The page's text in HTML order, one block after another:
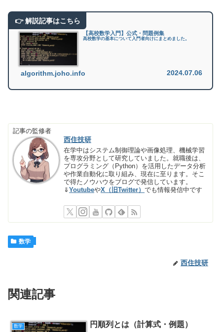
【高校数学入門】公式・問題例集
高校数学の基本について入門者向けにまとめました。
algorithm.joho.info 2024.07.06
記事の監修者
西住技研
在学中はシステム制御理論や画像処理、機械学習
を専攻分野として研究していました。就職後は、
プログラミング（Python）を活用したデータ分析
や作業自動化に取り組み、現在に至ります。そこ
で得たノウハウをブログで発信しています。
⇓ YoutubeやX（旧Twitter）でも情報発信中です
数学
西住技研
関連記事
数学 円順列とは（計算式・例題）